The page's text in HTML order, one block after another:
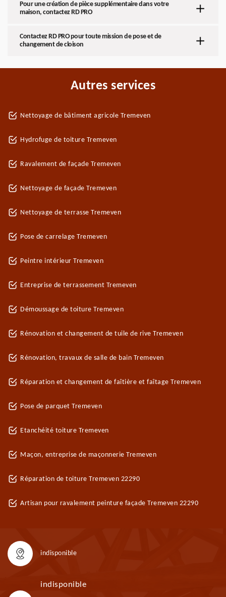
Pour une création de pièce supplémentaire dans votre
maison, contactez RD PRO
Contactez RD PRO pour toute mission de pose et de
changement de cloison
Autres services
Nettoyage de bâtiment agricole Tremeven
Hydrofuge de toiture Tremeven
Ravalement de façade Tremeven
Nettoyage de façade Tremeven
Nettoyage de terrasse Tremeven
Pose de carrelage Tremeven
Peintre intérieur Tremeven
Entreprise de terrassement Tremeven
Démoussage de toiture Tremeven
Rénovation et changement de tuile de rive Tremeven
Rénovation, travaux de salle de bain Tremeven
Réparation et changement de faîtière et faîtage Tremeven
Pose de parquet Tremeven
Etanchéité toiture Tremeven
Maçon, entreprise de maçonnerie Tremeven
Réparation de toiture Tremeven 22290
Artisan pour ravalement peinture façade Tremeven 22290
indisponible
indisponible